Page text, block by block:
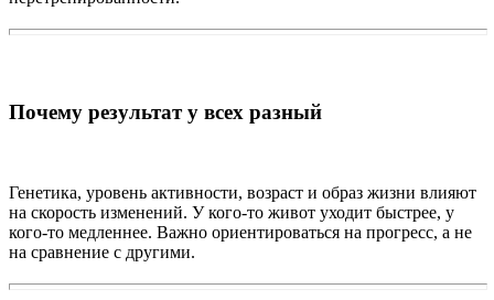
Почему результат у всех разный
Генетика, уровень активности, возраст и образ жизни влияют
на скорость изменений. У кого-то живот уходит быстрее, у
кого-то медленнее. Важно ориентироваться на прогресс, а не
на сравнение с другими.